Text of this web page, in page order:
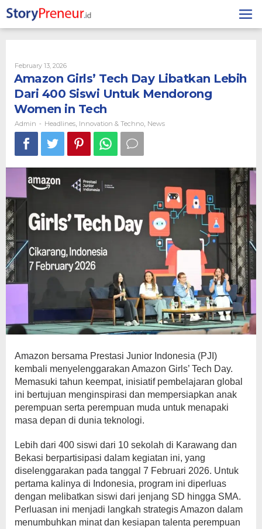
to
content
February 13, 2026By
Admin
Amazon Girls’ Tech Day Libatkan Lebih
Dari 400 Siswi Untuk Mendorong
Women in Tech
Admin - Headlines Innovation & Techno News
Amazon bersama Prestasi Junior Indonesia (PJI)
kembali menyelenggarakan Amazon Girls’ Tech Day.
Memasuki tahun keempat, inisiatif pembelajaran global
ini bertujuan menginspirasi dan mempersiapkan anak
perempuan serta perempuan muda untuk menapaki
masa depan di dunia teknologi.
Lebih dari 400 siswi dari 10 sekolah di Karawang dan
Bekasi berpartisipasi dalam kegiatan ini, yang
diselenggarakan pada tanggal 7 Februari 2026. Untuk
pertama kalinya di Indonesia, program ini diperluas
dengan melibatkan siswi dari jenjang SD hingga SMA.
Perluasan ini menjadi langkah strategis Amazon dalam
menumbuhkan minat dan kesiapan talenta perempuan